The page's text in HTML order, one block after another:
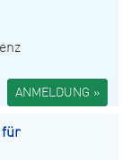
ANMELDUNG »
für